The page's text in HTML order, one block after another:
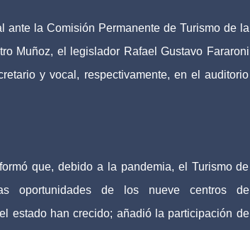
la Comisión Permanente de Turismo de la
Muñoz, el legislador Rafael Gustavo Fararoni
y vocal, respectivamente, en el auditorio
que, debido a la pandemia, el Turismo de
oportunidades de los nueve centros de
estado han crecido; añadió la participación de